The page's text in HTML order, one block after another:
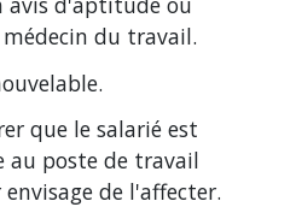
du travail.
que le salarié est
au poste de travail
de l'affecter.